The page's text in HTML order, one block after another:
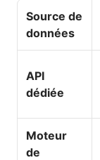
Source de
données
API
dédiée
Moteur
de